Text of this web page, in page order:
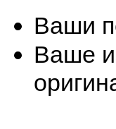
Ваши
Ваше